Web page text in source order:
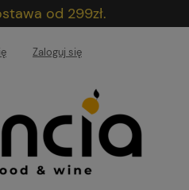
od 299zł.
Zaloguj się